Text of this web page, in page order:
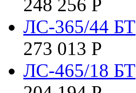
248 256 Р
ЛС-365/44 БТ
273 013 Р
ЛС-465/18 БТ